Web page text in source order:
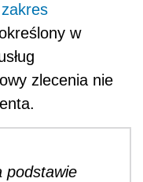
zakres
w
zlecenia nie
podstawie